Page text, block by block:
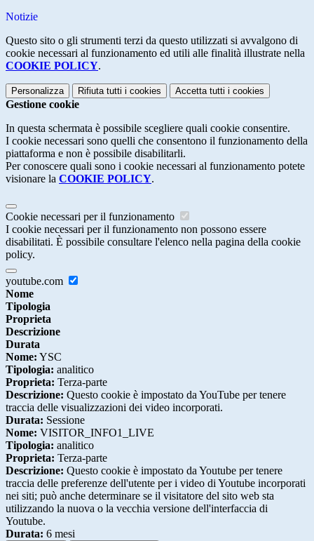
Notizie
Questo sito o gli strumenti terzi da questo utilizzati si avvalgono di
cookie necessari al funzionamento ed utili alle finalità illustrate nella
COOKIE POLICY.
Personalizza Rifiuta tutti i cookies Accetta tutti i cookies
Gestione cookie
In questa schermata è possibile scegliere quali cookie consentire.
I cookie necessari sono quelli che consentono il funzionamento della
piattaforma e non è possibile disabilitarli.
Per conoscere quali sono i cookie necessari al funzionamento potete
visionare la COOKIE POLICY.
Cookie necessari per il funzionamento
I cookie necessari per il funzionamento non possono essere
disabilitati. È possibile consultare l'elenco nella pagina della cookie
policy.
youtube.com
Nome
Tipologia
Proprieta
Descrizione
Durata
Nome: YSC
Tipologia: analitico
Proprieta: Terza-parte
Descrizione: Questo cookie è impostato da YouTube per tenere
traccia delle visualizzazioni dei video incorporati.
Durata: Sessione
Nome: VISITOR_INFO1_LIVE
Tipologia: analitico
Proprieta: Terza-parte
Descrizione: Questo cookie è impostato da Youtube per tenere
traccia delle preferenze dell'utente per i video di Youtube incorporati
nei siti; può anche determinare se il visitatore del sito web sta
utilizzando la nuova o la vecchia versione dell'interfaccia di
Youtube.
Durata: 6 mesi